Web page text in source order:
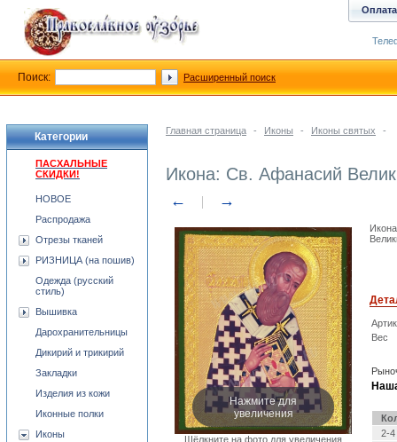
Главная страница - Иконы - Иконы святых -
Икона: Св. Афанасий
← →
Нажмите для
увеличения
Щёлкните на фото для увеличения
Вес
2-4
Категории
ПАСХАЛЬНЫЕ
СКИДКИ!
НОВОЕ
Распродажа
Отрезы тканей
РИЗНИЦА (на пошив)
Одежда (русский
стиль)
Вышивка
Дарохранительницы
Дикирий и трикирий
Закладки
Изделия из кожи
Иконные полки
Иконы
Оплата
Поиск: Расширенный поиск